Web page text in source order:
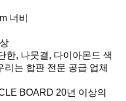
너비
한, 나뭇결, 다이아몬드 색
는 합판 전문 공급 업체
BOARD 20년 이상의